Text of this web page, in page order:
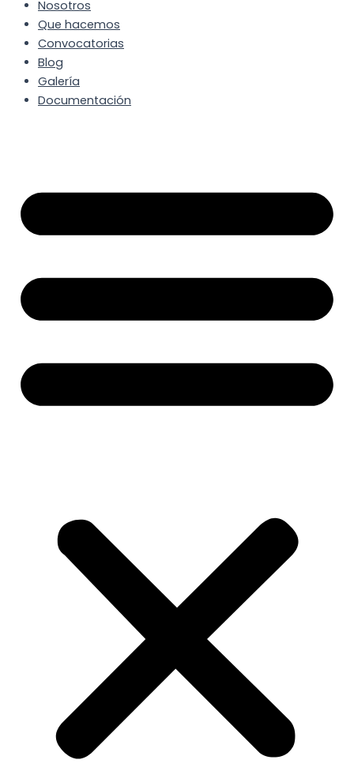
Nosotros
Que hacemos
Convocatorias
Blog
Galería
Documentación